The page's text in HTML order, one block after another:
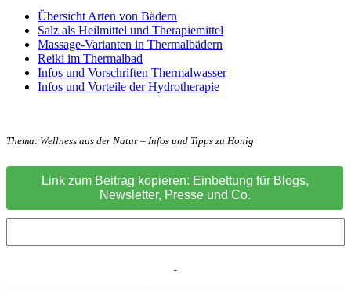
Übersicht Arten von Bädern
Salz als Heilmittel und Therapiemittel
Massage-Varianten in Thermalbädern
Reiki im Thermalbad
Infos und Vorschriften Thermalwasser
Infos und Vorteile der Hydrotherapie
Thema: Wellness aus der Natur – Infos und Tipps zu Honig
Link zum Beitrag kopieren: Einbettung für Blogs,
Newsletter, Presse und Co.
-